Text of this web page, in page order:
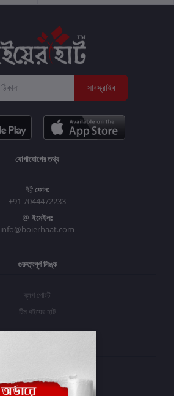
সাবস্ক্রাইব
যোগাযোগের তথ্য
ফোন:
+91 7044472233
ইমেইল:
info@boierhaat.com
গুরুত্বপূর্ণ লিঙ্ক
ব্লগ পোস্ট
টিম বইয়ের হাট
প্রবেশ করুন
অর্ডার ইতিহাস